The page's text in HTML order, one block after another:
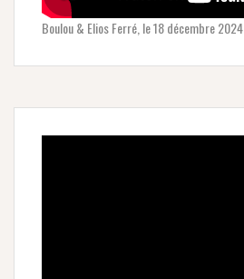
Boulou & Elios Ferré, le 18 décembre 2024